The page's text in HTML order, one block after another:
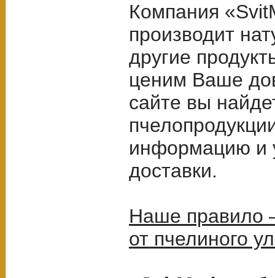
Компания
производит
другие
ценим Ваше
сайте вы
информацию и
доставки.
Наше правило
от пчелиного